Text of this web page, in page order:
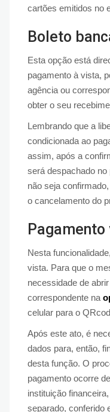
cartões emitidos no
Boleto
Esta opção está
pagamento à vista,
agência ou
obter o seu
Lembrando que a
condicionada ao
assim, após a
será despachado
não seja
o cancelamento do
Pagamento
Nesta
vista. Para que o
necessidade de
correspondente na
celular para o
Após este ato, é
dados para, então,
desta função. O
pagamento ocorre
instituição
separado, conferido